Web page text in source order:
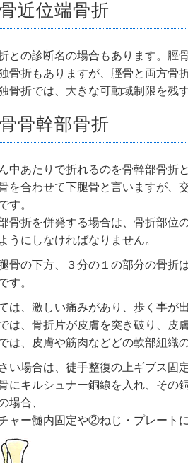
近位端骨折
との診断名の場合もあります。脛
骨折もありますが、脛骨と両方骨
骨折では、大きな可動域制限を残
骨幹部骨折
中あたりで折れるのを骨幹部骨折
を合わせて下腿骨と言いますが、
す。
骨折を併発する場合は、骨折部位
うにしなければなりません。
骨の下方、３分の１の部分の骨折
す。
は、激しい痛みがあり、歩く事が
は、骨折片が皮膚を突き破り、皮
は、皮膚や筋肉などどの軟部組織
い場合は、徒手整復の上ギブス固
にキルシュナー銅線を入れ、その
場合、
ャー髄内固定や②ねじ・プレートに